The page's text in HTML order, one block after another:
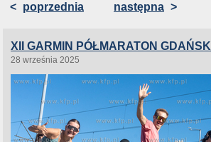
< poprzednia następna >
XII GARMIN PÓŁMARATON GDAŃSK
28 września 2025